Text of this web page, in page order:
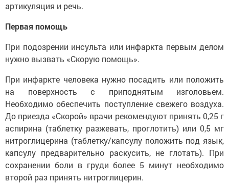
артикуляция и речь.
Первая помощь
При подозрении инсульта или инфаркта первым делом
нужно вызвать «Скорую помощь».
При инфаркте человека нужно посадить или положить
на поверхность с приподнятым изголовьем.
Необходимо обеспечить поступление свежего воздуха.
До приезда «Скорой» врачи рекомендуют принять 0,25 г
аспирина (таблетку разжевать, проглотить) или 0,5 мг
нитроглицерина (таблетку/капсулу положить под язык,
капсулу предварительно раскусить, не глотать). При
сохранении боли в груди более 5 минут необходимо
второй раз принять нитроглицерин.